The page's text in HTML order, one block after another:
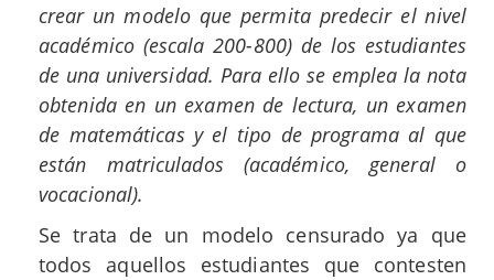
crear un modelo que permita predecir el nivel
académico (escala 200-800) de los estudiantes
de una universidad. Para ello se emplea la nota
obtenida en un examen de lectura, un examen
de matemáticas y el tipo de programa al que
están matriculados (académico, general o
vocacional).
Se trata de un modelo censurado ya que
todos aquellos estudiantes que contesten